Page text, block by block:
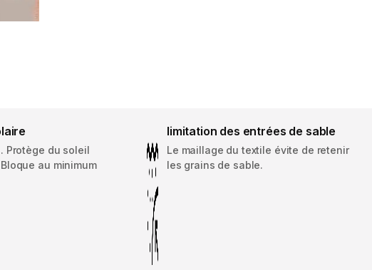
Protège du soleil
au minimum
limitation des entrées de sable
Le maillage du textile évite de retenir
les grains de sable.